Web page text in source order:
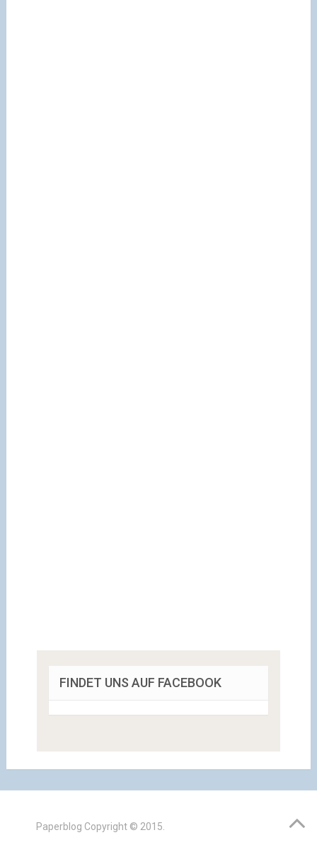
FINDET UNS AUF FACEBOOK
Paperblog Copyright © 2015.